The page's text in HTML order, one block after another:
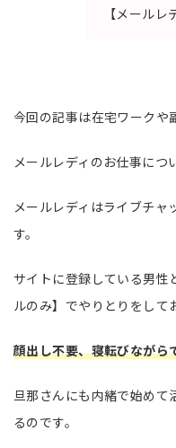
【メールレ
今回の記事は在宅ワークや
メールレディのお仕事につ
メールレディはライブチャ
す。
サイトに登録している男性
ルのみ】でやりとりをして
顔出し不要、寝転びながら
旦那さんにも内緒で始めて
るのです。